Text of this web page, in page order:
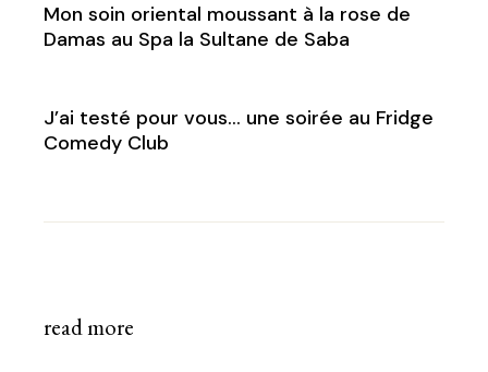
Mon soin oriental moussant à la rose de
Damas au Spa la Sultane de Saba
J’ai testé pour vous… une soirée au Fridge
Comedy Club
read more